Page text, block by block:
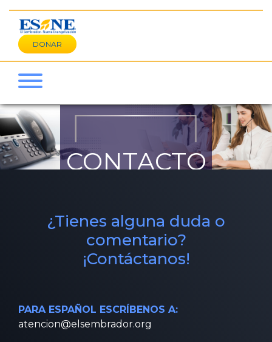
DONAR
CONTACTO
¿Tienes alguna duda o
comentario?
¡Contáctanos!
PARA ESPAÑOL ESCRÍBENOS A:
atencion@elsembrador.org